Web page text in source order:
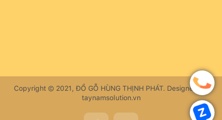
Copyright © 2021, ĐỒ GỖ HÙNG THỊNH PHÁT. Designed by
taynamsolution.vn